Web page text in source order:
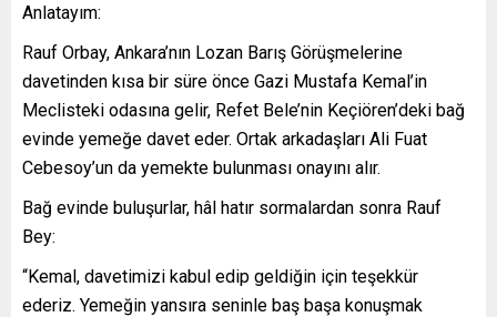
Anlatayım:
Rauf Orbay, Ankara’nın Lozan Barış Görüşmelerine
davetinden kısa bir süre önce Gazi Mustafa Kemal’in
Meclisteki odasına gelir, Refet Bele’nin Keçiören’deki bağ
evinde yemeğe davet eder. Ortak arkadaşları Ali Fuat
Cebesoy’un da yemekte bulunması onayını alır.
Bağ evinde buluşurlar, hâl hatır sormalardan sonra Rauf
Bey:
“Kemal, davetimizi kabul edip geldiğin için teşekkür
ederiz. Yemeğin yansıra seninle baş başa konuşmak